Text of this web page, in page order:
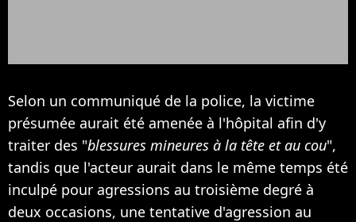
Selon un communiqué de la police, la victime
présumée aurait été amenée à l'hôpital afin d'y
traiter des "blessures mineures à la tête et au cou",
tandis que l'acteur aurait dans le même temps été
inculpé pour agressions au troisième degré à
deux occasions, une tentative d'agression au